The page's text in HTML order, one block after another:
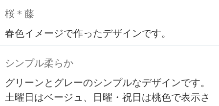
桜＊藤
春色イメージで作ったデザインです。
シンプル柔らか
グリーンとグレーのシンプルなデザインです。
土曜日はベージュ、日曜・祝日は桃色で表示さ